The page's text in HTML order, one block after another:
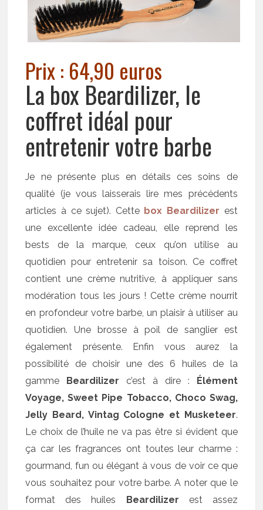
Prix : 64,90 euros
La box Beardilizer, le
coffret idéal pour
entretenir votre barbe
Je ne présente plus en détails ces soins de
qualité (je vous laisserais lire mes précédents
articles à ce sujet). Cette box Beardilizer est
une excellente idée cadeau, elle reprend les
bests de la marque, ceux qu’on utilise au
quotidien pour entretenir sa toison. Ce coffret
contient une crème nutritive, à appliquer sans
modération tous les jours ! Cette crème nourrit
en profondeur votre barbe, un plaisir à utiliser au
quotidien. Une brosse à poil de sanglier est
également présente. Enfin vous aurez la
possibilité de choisir une des 6 huiles de la
gamme Beardilizer c’est à dire : Élément
Voyage, Sweet Pipe Tobacco, Choco Swag,
Jelly Beard, Vintag Cologne et Musketeer.
Le choix de l’huile ne va pas être si évident que
ça car les fragrances ont toutes leur charme :
gourmand, fun ou élégant à vous de voir ce que
vous souhaitez pour votre barbe. A noter que le
format des huiles Beardilizer est assez